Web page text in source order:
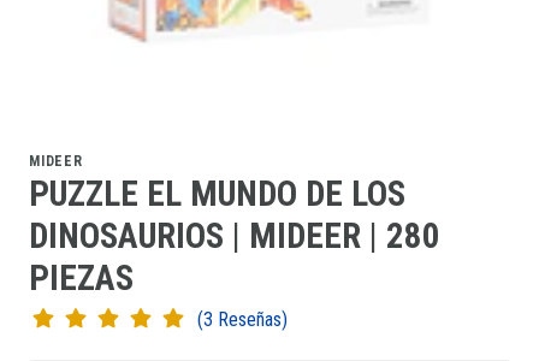
MIDEER
PUZZLE EL MUNDO DE LOS
DINOSAURIOS | MIDEER | 280
PIEZAS
(3 Reseñas)